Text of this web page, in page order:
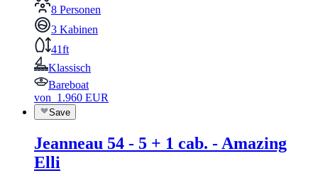
8 Personen
3 Kabinen
41ft
Klassisch
Bareboat
von 1.960 EUR
Save
Jeanneau 54 - 5 + 1 cab. - Amazing
Elli